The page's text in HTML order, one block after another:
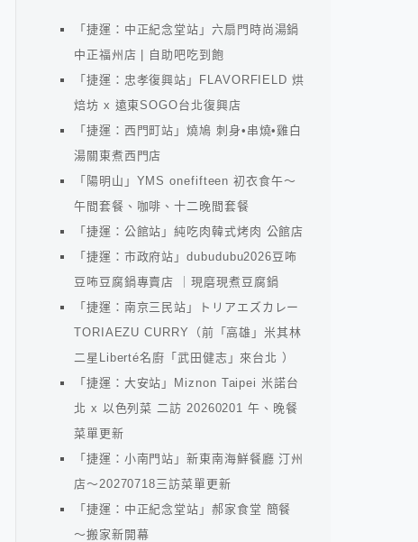
「捷運：中正紀念堂站」六扇門時尚湯鍋
中正福州店 | 自助吧吃到飽
「捷運：忠孝復興站」FLAVORFIELD 烘
焙坊 x 遠東SOGO台北復興店
「捷運：西門町站」燒鳩 刺身•串燒•雞白
湯關東煮西門店
「陽明山」YMS onefifteen 初衣食午～
午間套餐、咖啡、十二晚間套餐
「捷運：公館站」純吃肉韓式烤肉 公館店
「捷運：市政府站」dubudubu2026豆咘
豆咘豆腐鍋專賣店 ｜現磨現煮豆腐鍋
「捷運：南京三民站」トリアエズカレー
TORIAEZU CURRY（前「高雄」米其林
二星Liberté名廚「武田健志」來台北 ）
「捷運：大安站」Miznon Taipei 米諾台
北 x 以色列菜 二訪 20260201 午、晚餐
菜單更新
「捷運：小南門站」新東南海鮮餐廳 汀州
店～20270718三訪菜單更新
「捷運：中正紀念堂站」郝家食堂 簡餐
～搬家新開幕